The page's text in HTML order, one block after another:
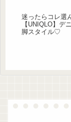
迷ったらコレ選
【UNIQLO】デ
脚スタイル♡